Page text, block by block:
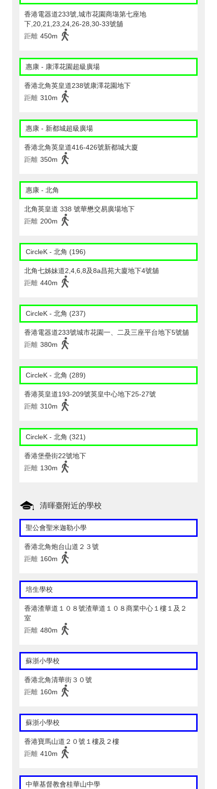
香港電器道233號,城市花園商塲第七座地
下,20,21,23,24,26-28,30-33號舖
距離 450m
惠康 - 康澤花園超級廣場
香港北角英皇道238號康澤花園地下
距離 310m
惠康 - 新都城超級廣場
香港北角英皇道416-426號新都城大廈
距離 350m
惠康 - 北角
北角英皇道 338 號華懋交易廣場地下
距離 200m
CircleK - 北角 (196)
北角七姊妹道2,4,6,8及8a昌苑大廈地下4號舖
距離 440m
CircleK - 北角 (237)
香港電器道233號城市花園一、二及三座平台地下5號舖
距離 380m
CircleK - 北角 (289)
香港英皇道193-209號英皇中心地下25-27號
距離 310m
CircleK - 北角 (321)
香港堡壘街22號地下
距離 130m
清暉臺附近的學校
聖公會聖米迦勒小學
香港北角炮台山道２３號
距離 160m
培生學校
香港渣華道１０８號渣華道１０８商業中心１樓１及２
室
距離 480m
蘇浙小學校
香港北角清華街３０號
距離 160m
蘇浙小學校
香港寶馬山道２０號１樓及２樓
距離 410m
中華基督教會桂華山中學